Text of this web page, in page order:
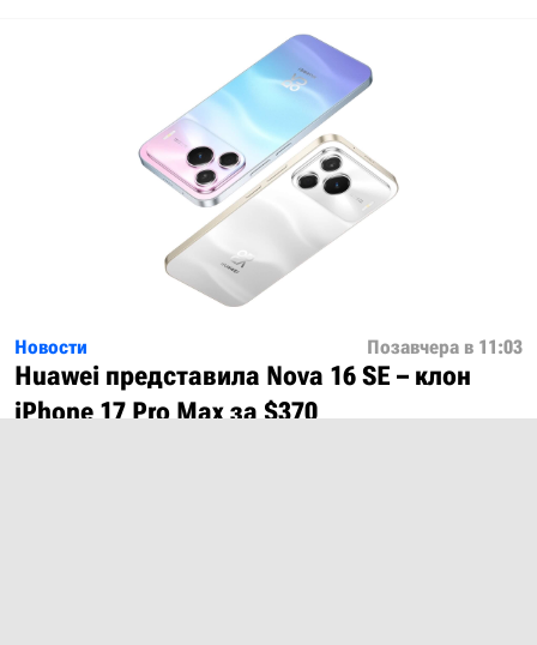
Новости Позавчера в 11:03
Huawei представила Nova 16 SE – клон
iPhone 17 Pro Max за $370